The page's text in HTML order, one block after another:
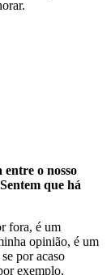
o nosso
que há
fora, é um
opinião, é um
por acaso
exemplo,